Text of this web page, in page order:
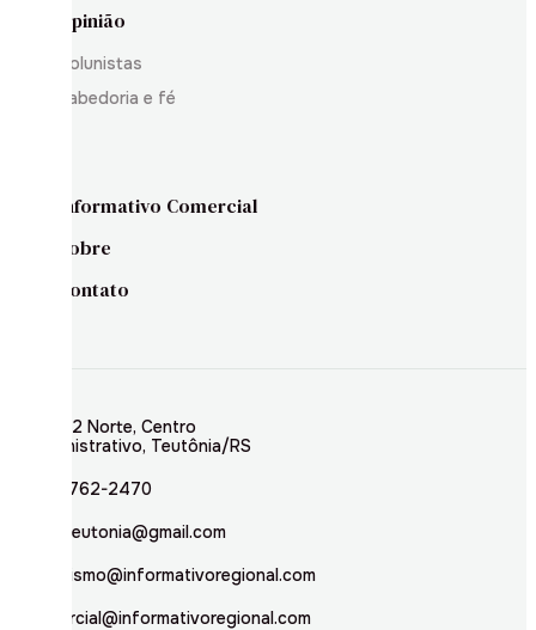
Opinião
Colunistas
Sabedoria e fé
Informativo Comercial
Sobre
Contato
Rua 02 Norte, Centro
Administrativo, Teutônia/RS
(51) 3762-2470
inforteutonia@gmail.com
jornalismo@informativoregional.com
comercial@informativoregional.com